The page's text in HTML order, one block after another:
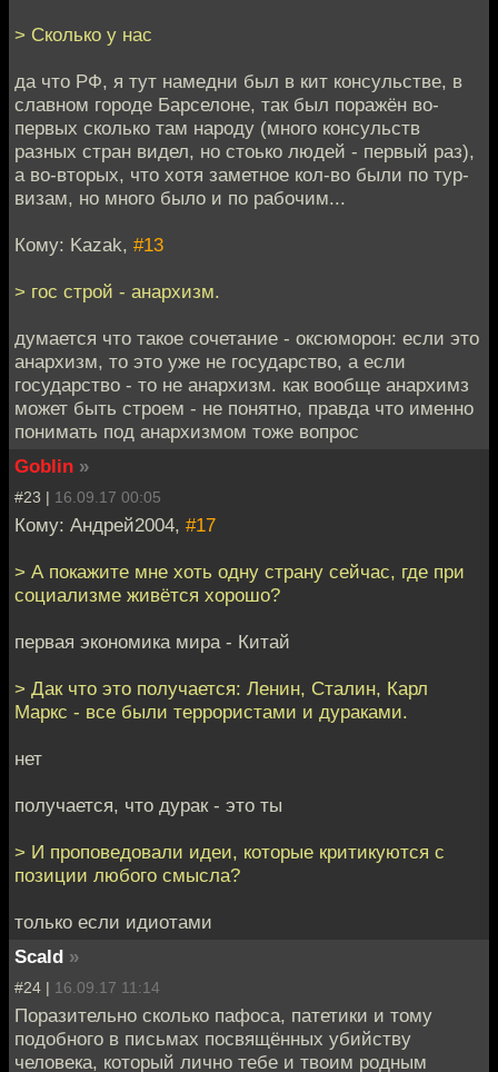
> Сколько у нас
да что РФ, я тут намедни был в кит консульстве, в
славном городе Барселоне, так был поражён во-
первых сколько там народу (много консульств
разных стран видел, но стоько людей - первый раз),
а во-вторых, что хотя заметное кол-во были по тур-
визам, но много было и по рабочим...
Кому: Kazak, #13
> гос строй - анархизм.
думается что такое сочетание - оксюморон: если это
анархизм, то это уже не государство, а если
государство - то не анархизм. как вообще анархимз
может быть строем - не понятно, правда что именно
понимать под анархизмом тоже вопрос
Goblin »
#23 | 16.09.17 00:05
Кому: Андрей2004, #17
> А покажите мне хоть одну страну сейчас, где при
социализме живётся хорошо?
первая экономика мира - Китай
> Дак что это получается: Ленин, Сталин, Карл
Маркс - все были террористами и дураками.
нет
получается, что дурак - это ты
> И проповедовали идеи, которые критикуются с
позиции любого смысла?
только если идиотами
Scald »
#24 | 16.09.17 11:14
Поразительно сколько пафоса, патетики и тому
подобного в письмах посвящённых убийству
человека, который лично тебе и твоим родным